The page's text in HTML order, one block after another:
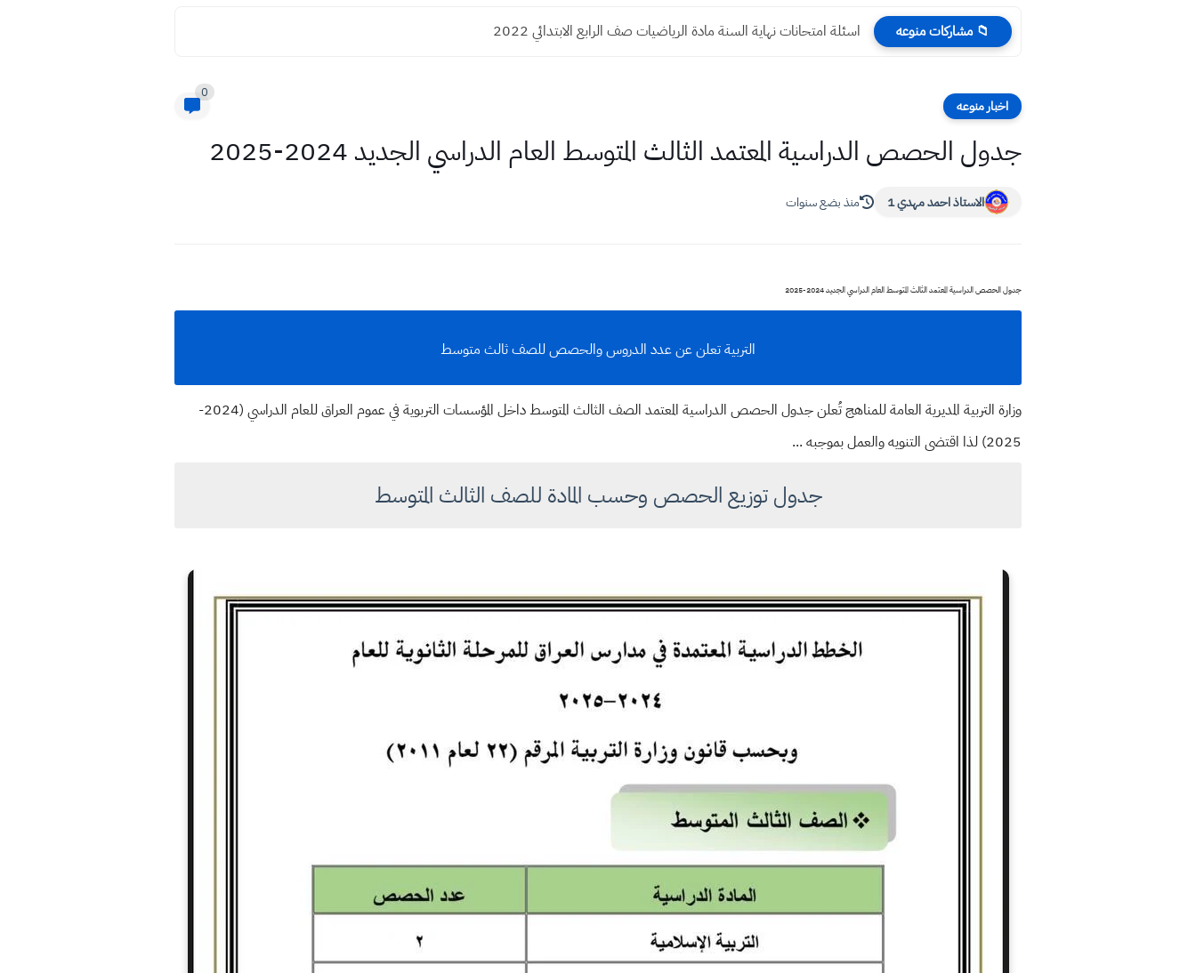
📁 مشاركات منوعه اسئلة امتحانات نهاية السنة مادة الرياضيات صف الرابع الابتدائي 2022
اخبار منوعه
0
جدول الحصص الدراسية المعتمد الثالث المتوسط العام الدراسي الجديد 2024-2025
الاستاذ احمد مهدي 1 منذ بضع سنوات
جدول الحصص الدراسية المعتمد الثالث المتوسط العام الدراسي الجديد 2024-2025
التربية تعلن عن عدد الدروس والحصص للصف ثالث متوسط
وزارة التربية المديرية العامة للمناهج تُعلن جدول الحصص الدراسية المعتمد الصف الثالث المتوسط داخل المؤسسات التربوية في عموم العراق للعام الدراسي (2024-
2025) لذا اقتضى التنويه والعمل بموجبه ...
جدول توزيع الحصص وحسب المادة للصف الثالث المتوسط